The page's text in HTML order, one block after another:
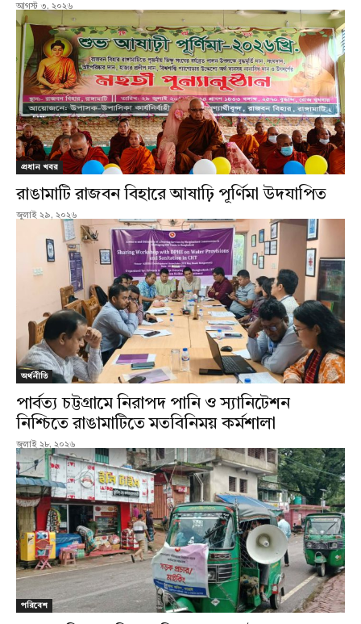
আগস্ট ৩, ২০২৬
প্রধান খবর
রাঙামাটি রাজবন বিহারে আষাঢ়ি পূর্ণিমা উদযাপিত
জুলাই ২৯, ২০২৬
অর্থনীতি
পার্বত্য চট্টগ্রামে নিরাপদ পানি ও স্যানিটেশন
নিশ্চিতে রাঙামাটিতে মতবিনিময় কর্মশালা
জুলাই ২৮, ২০২৬
পরিবেশ